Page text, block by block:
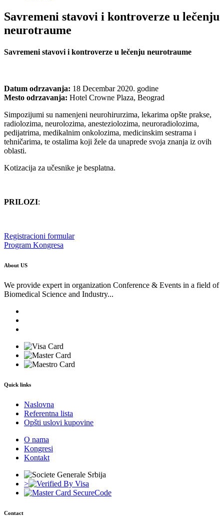
Savremeni stavovi i kontroverze u lečenju
neurotraume
Savremeni stavovi i kontroverze u lečenju neurotraume
Datum odrzavanja: 18 Decembar 2020. godine
Mesto odrzavanja: Hotel Crowne Plaza, Beograd
Simpozijumi su namenjeni neurohirurzima, lekarima opšte prakse,
radiolozima, neurolozima, anesteziolozima, neuroradiolozima,
pedijatrima, medikalnim onkolozima, medicinskim sestrama i
tehničarima, te ostalima koji žele da unaprede svoja znanja iz ovih
oblasti.
Kotizacija za učesnike je besplatna.
PRILOZI:
Registracioni formular
Program Kongresa
About US
We provide expert in organization Conference & Events in a field of
Biomedical Science and Industry...
Quick links
Naslovna
Referentna lista
Opšti uslovi kupovine
O nama
Kongresi
Kontakt
>
Contact